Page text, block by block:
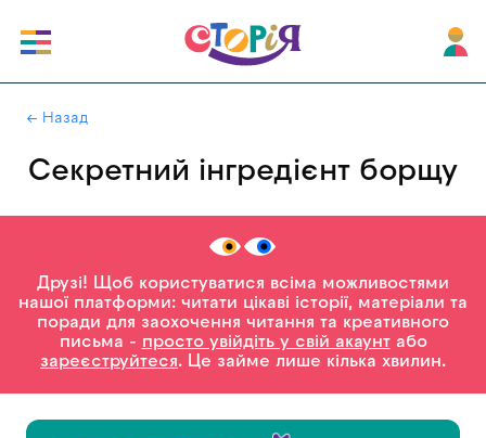
← Назад
Секретний інгредієнт борщу
Друзі! Щоб користуватися всіма можливостями
нашої платформи: читати цікаві історії, матеріали та
поради для заохочення читання та креативного
письма - просто увійдіть у свій акаунтабо
зареєструйтеся. Це займе лише кілька хвилин.